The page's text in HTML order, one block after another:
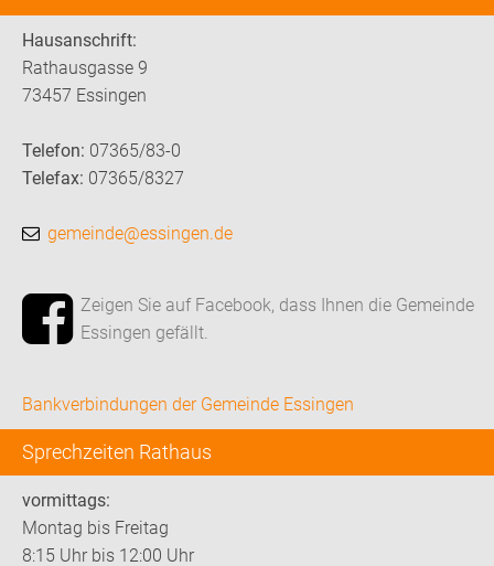
Hausanschrift:
Rathausgasse 9
73457 Essingen
Telefon: 07365/83-0
Telefax: 07365/8327
gemeinde@essingen.de
Zeigen Sie auf Facebook, dass Ihnen die Gemeinde
Essingen gefällt.
Bankverbindungen der Gemeinde Essingen
Sprechzeiten Rathaus
vormittags:
Montag bis Freitag
8:15 Uhr bis 12:00 Uhr